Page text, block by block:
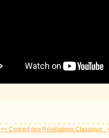
<< Concert des Révélations Classique...